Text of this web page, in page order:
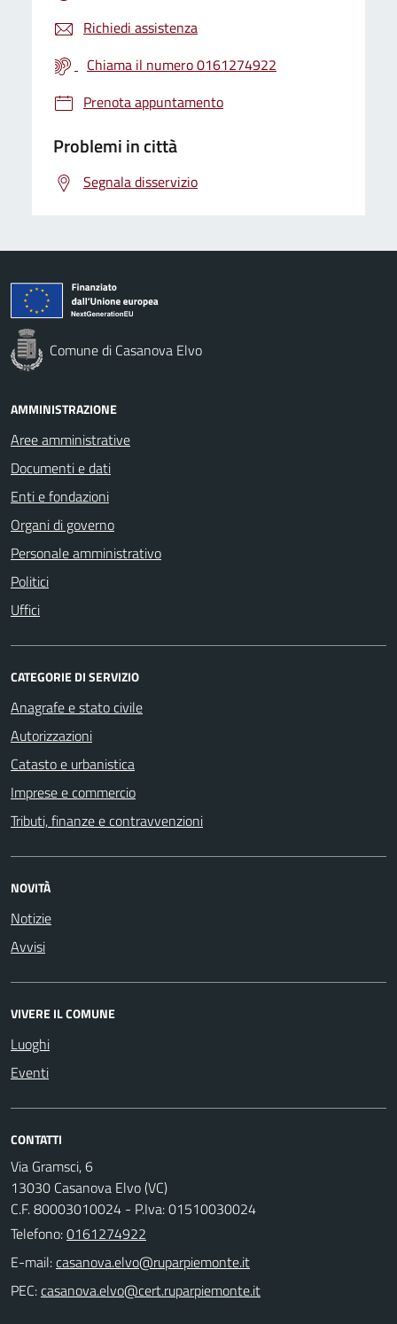
Richiedi assistenza
Chiama il numero 0161274922
Prenota appuntamento
Problemi in città
Segnala disservizio
Comune di Casanova Elvo
AMMINISTRAZIONE
Aree amministrative
Documenti e dati
Enti e fondazioni
Organi di governo
Personale amministrativo
Politici
Uffici
CATEGORIE DI SERVIZIO
Anagrafe e stato civile
Autorizzazioni
Catasto e urbanistica
Imprese e commercio
Tributi, finanze e contravvenzioni
NOVITÀ
Notizie
Avvisi
VIVERE IL COMUNE
Luoghi
Eventi
CONTATTI
Via Gramsci, 6
13030 Casanova Elvo (VC)
C.F. 80003010024 - P.Iva: 01510030024
Telefono:0161274922
E-mail:
PEC: